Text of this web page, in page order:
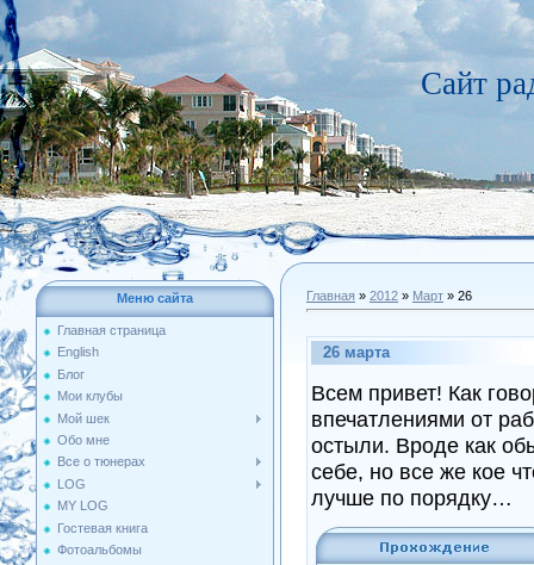
Сайт
Меню сайта
Главная страница
English
Блог
Мои клубы
Мой шек
Обо мне
Все о тюнерах
LOG
MY LOG
Гостевая книга
Фотоальбомы
Главная » 2012 » Март » 26
26 марта
Всем привет! Как
впечатлениями от
остыли. Вроде как
себе, но все же кое
лучше по порядку…